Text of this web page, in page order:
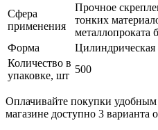
Сфера
применения
Прочное
тонких
металлопроката
Форма
Цилиндрическая
Количество в
упаковке, шт
500
Оплачивайте покупки
магазине доступно 3 варианта